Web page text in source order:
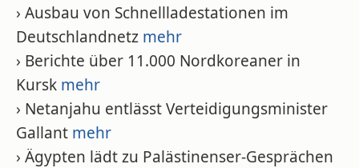
› Ausbau von Schnellladestationen im
Deutschlandnetz mehr
› Berichte über 11.000 Nordkoreaner in
Kursk mehr
› Netanjahu entlässt Verteidigungsminister
Gallant mehr
› Ägypten lädt zu Palästinenser-Gesprächen